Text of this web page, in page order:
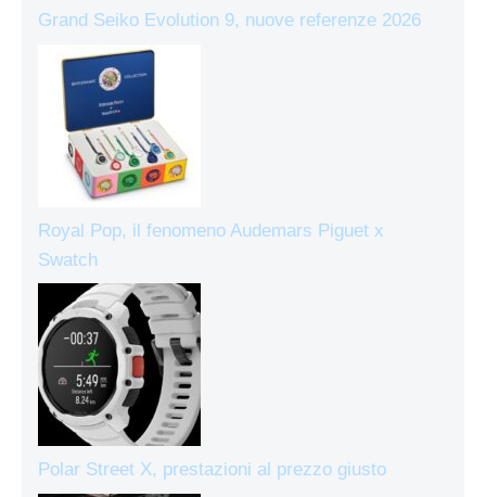
Grand Seiko Evolution 9, nuove referenze 2026
Royal Pop, il fenomeno Audemars Piguet x
Swatch
Polar Street X, prestazioni al prezzo giusto